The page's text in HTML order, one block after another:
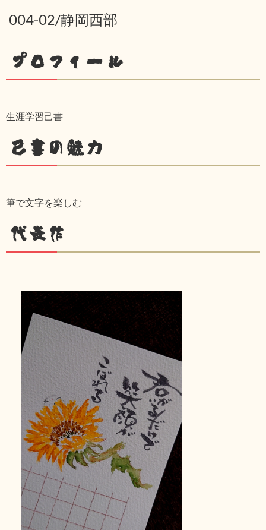
004-02/静岡西部
プロフィール
生涯学習己書
己書の魅力
筆で文字を楽しむ
代表作